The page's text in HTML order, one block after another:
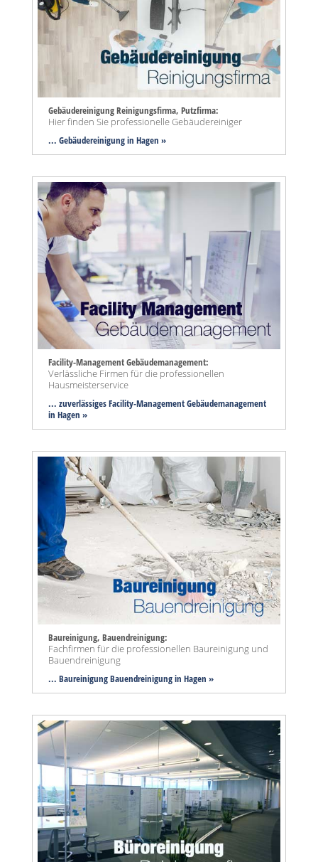
Gebäudereinigung Reinigungsfirma, Putzfirma:
Hier finden Sie professionelle Gebäudereiniger
... Gebäudereinigung in Hagen »
Facility-Management Gebäudemanagement:
Verlässliche Firmen für die professionellen
Hausmeisterservice
... zuverlässiges Facility-Management Gebäudemanagement
in Hagen »
Baureinigung, Bauendreinigung:
Fachfirmen für die professionellen Baureinigung und
Bauendreinigung
... Baureinigung Bauendreinigung in Hagen »